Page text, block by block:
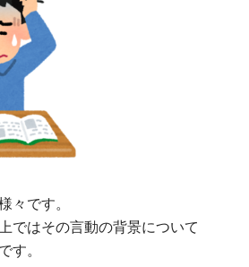
々です。
ではその言動の背景について
す。